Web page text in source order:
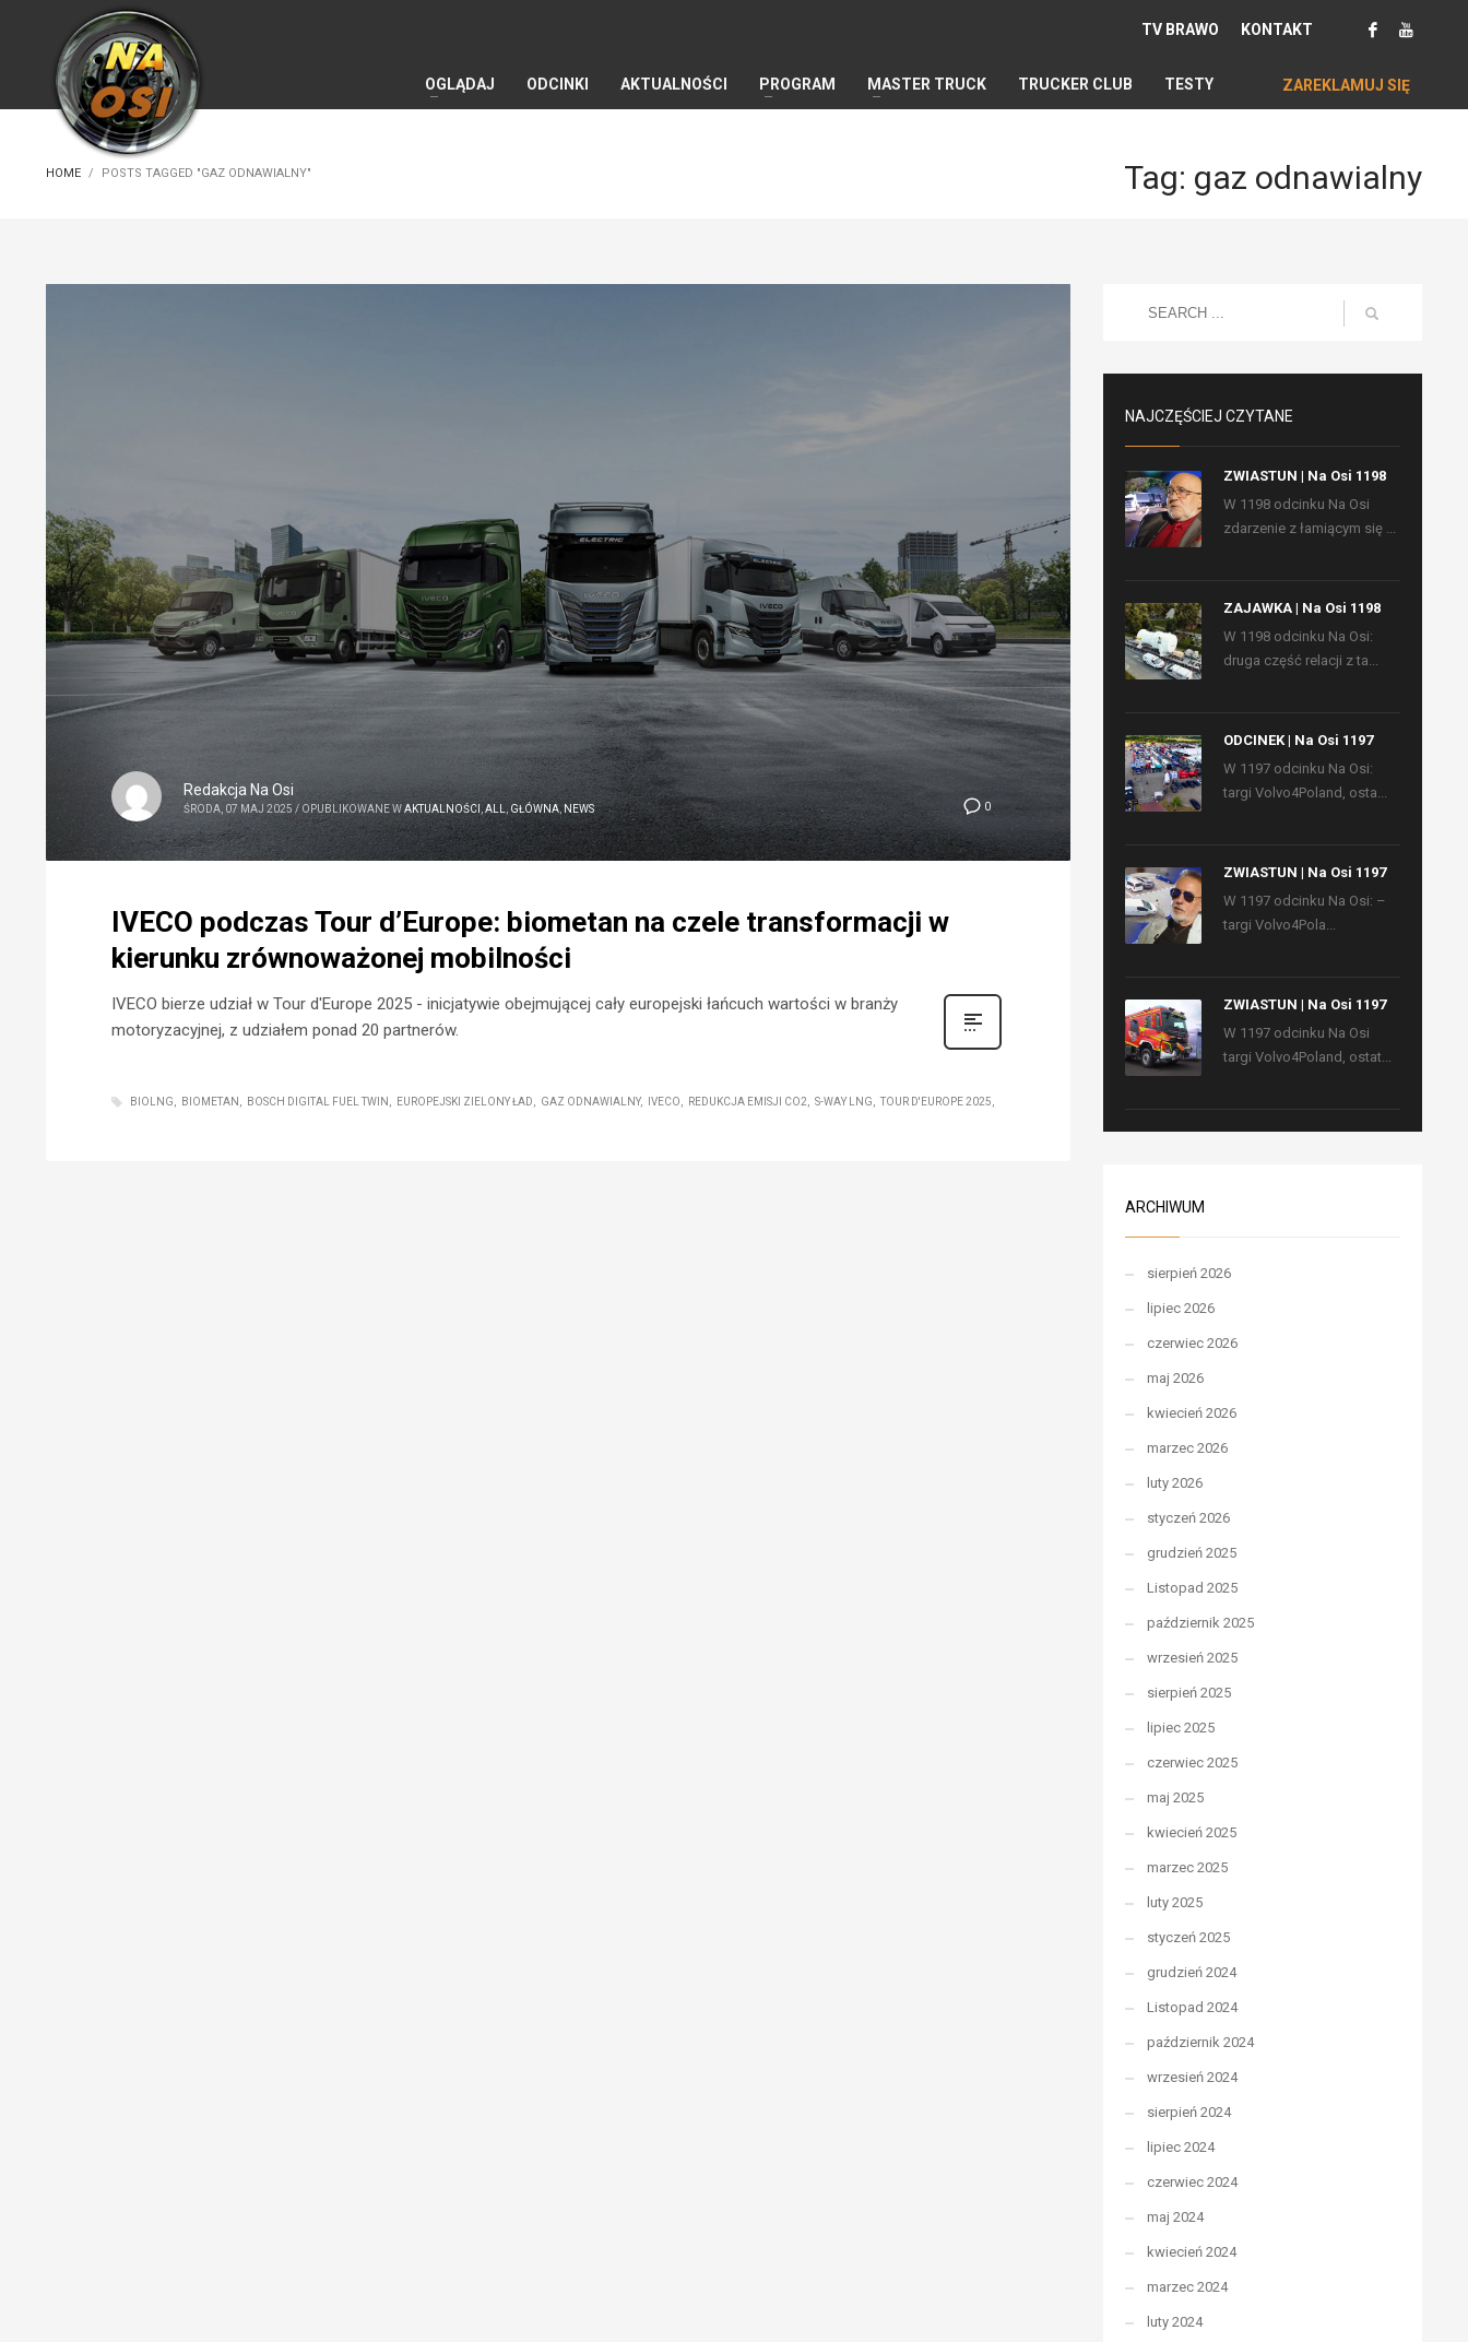
TV BRAWO KONTAKT
OGLĄDAJ ODCINKI AKTUALNOŚCI PROGRAM MASTER TRUCK TRUCKER CLUB TESTY ZAREKLAMUJ SIĘ
HOME POSTS TAGGED "GAZ ODNAWIALNY" Tag: gaz odnawialny
0
Redakcja Na Osi
ŚRODA, 07 MAJ 2025 / OPUBLIKOWANE WAKTUALNOŚCI ALL GŁÓWNA NEWS
IVECO podczas Tour d’Europe: biometan na czele transformacji w
kierunku zrównoważonej mobilności
IVECO bierze udział w Tour d'Europe 2025 - inicjatywie obejmującej cały europejski łańcuch wartości w branży
motoryzacyjnej, z udziałem ponad 20 partnerów.
BIOLNG BIOMETAN BOSCH DIGITAL FUEL TWIN EUROPEJSKI ZIELONY ŁAD GAZ ODNAWIALNY IVECO REDUKCJA EMISJI CO2 S-WAY LNG TOUR D'EUROPE 2025
NAJCZĘŚCIEJ CZYTANE
ZWIASTUN | Na Osi 1198
W 1198 odcinku Na Osi
zdarzenie z łamiącym się ...
ZAJAWKA | Na Osi 1198
W 1198 odcinku Na Osi:
druga część relacji z ta...
ODCINEK | Na Osi 1197
W 1197 odcinku Na Osi:
targi Volvo4Poland, osta...
ZWIASTUN | Na Osi 1197
W 1197 odcinku Na Osi: –
targi Volvo4Pola...
ZWIASTUN | Na Osi 1197
W 1197 odcinku Na Osi
targi Volvo4Poland, ostat...
ARCHIWUM
sierpień 2026
lipiec 2026
czerwiec 2026
maj 2026
kwiecień 2026
marzec 2026
luty 2026
styczeń 2026
grudzień 2025
Listopad 2025
październik 2025
wrzesień 2025
sierpień 2025
lipiec 2025
czerwiec 2025
maj 2025
kwiecień 2025
marzec 2025
luty 2025
styczeń 2025
grudzień 2024
Listopad 2024
październik 2024
wrzesień 2024
sierpień 2024
lipiec 2024
czerwiec 2024
maj 2024
kwiecień 2024
marzec 2024
luty 2024